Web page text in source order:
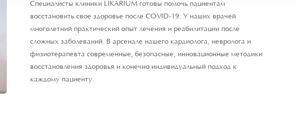
Специалисты клиники LIKARIUM готовы помочь пациентам
восстановить свое здоровье после COVID-19. У наших врачей
многолетний практический опыт лечения и реабилитации после
сложных заболеваний. В арсенале нашего кардиолога, невролога и
физиотерапевта современные, безопасные, инновационные методики
восстановления здоровья и конечно индивидуальный подход к
каждому пациенту.